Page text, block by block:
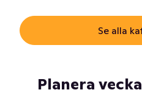
Se alla
Planera